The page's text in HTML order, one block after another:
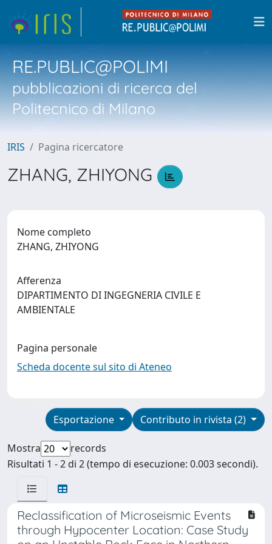
RE.PUBLIC@POLIMI
pubblicazioni di ricerca del
Politecnico di Milano
IRIS Pagina ricercatore
ZHANG, ZHIYONG
Nome completo
ZHANG, ZHIYONG
Afferenza
DIPARTIMENTO DI INGEGNERIA CIVILE E
AMBIENTALE
Pagina personale
Scheda docente sul sito di Ateneo
Contributo in rivista (2)
Esportazione
Mostra
records
Risultati 1 - 2 di 2 (tempo di esecuzione: 0.003 secondi).
Reclassification of Microseismic Events
through Hypocenter Location: Case Study